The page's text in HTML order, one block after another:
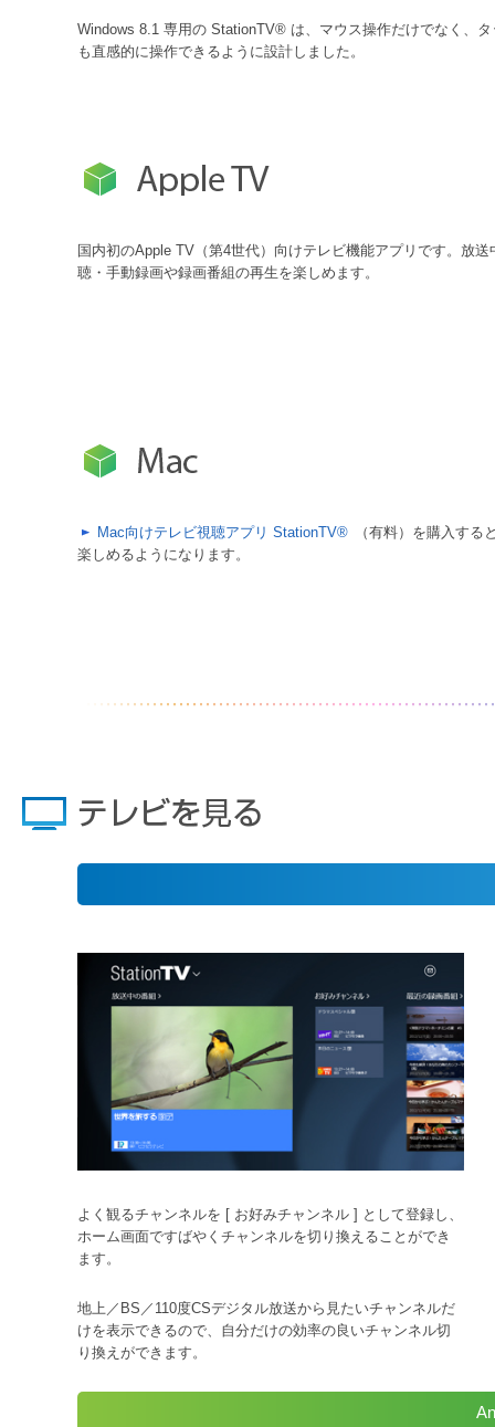
Windows 8.1 専用の StationTV® は、マウス操作だけでなく、
も直感的に操作できるように設計しました。
国内初のApple TV（第4世代）向けテレビ機能アプリです。放送
聴・手動録画や録画番組の再生を楽しめます。
Mac向けテレビ視聴アプリ StationTV®
（有料）を購入する
楽しめるようになります。
よく観るチャンネルを [ お好みチャンネル ] として登録し、
ホーム画面ですばやくチャンネルを切り換えることができ
ます。
地上／BS／110度CSデジタル放送から見たいチャンネルだ
けを表示できるので、自分だけの効率の良いチャンネル切
り換えができます。